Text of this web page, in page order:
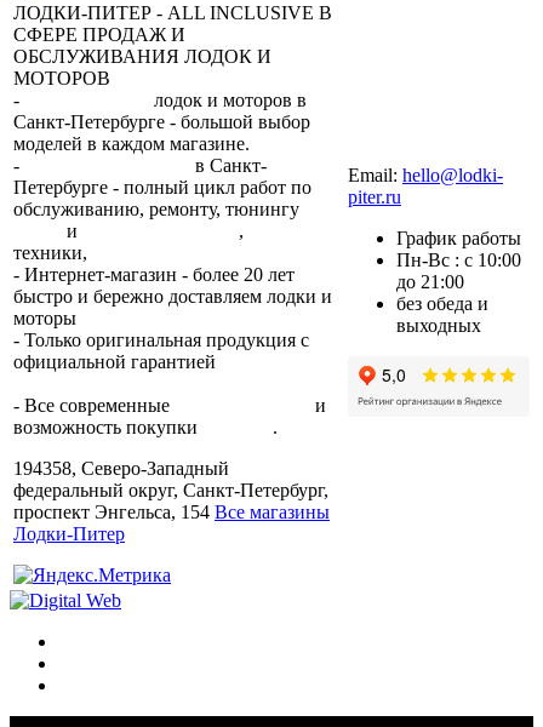
ЛОДКИ-ПИТЕР - ALL INCLUSIVE В
СФЕРЕ ПРОДАЖ И
ОБСЛУЖИВАНИЯ ЛОДОК И
МОТОРОВ
-
лодок и моторов в
Санкт-Петербурге - большой выбор
моделей в каждом магазине.
-
в Санкт-
Петербурге - полный цикл работ по
обслуживанию, ремонту, тюнингу
и ,
техники,
- Интернет-магазин - более 20 лет
быстро и бережно доставляем лодки и
моторы
- Только оригинальная продукция с
официальной гарантией
- Все современные
и
возможность покупки
.
194358, Северо-Западный
федеральный округ, Санкт-Петербург,
проспект Энгельса, 154 Все магазины
Лодки-Питер
Email: hello@lodki-
piter.ru
График работы
Пн-Вс : с 10:00
до 21:00
без обеда и
выходных